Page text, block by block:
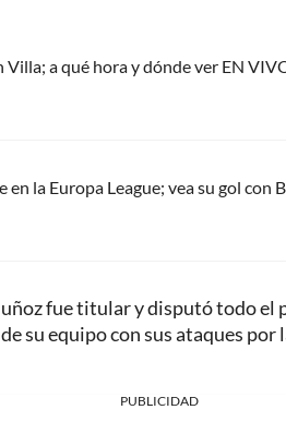
a qué hora y dónde ver EN
la Europa League; vea su gol con
fue titular y disputó todo el
su equipo con sus ataques
PUBLICIDAD